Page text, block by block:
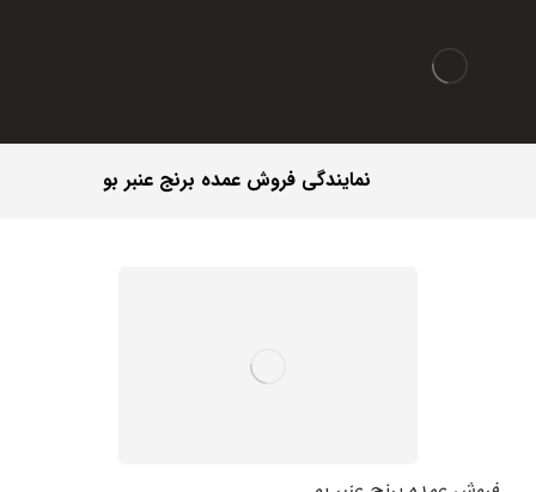
نمایندگی فروش عمده برنج عنبر بو